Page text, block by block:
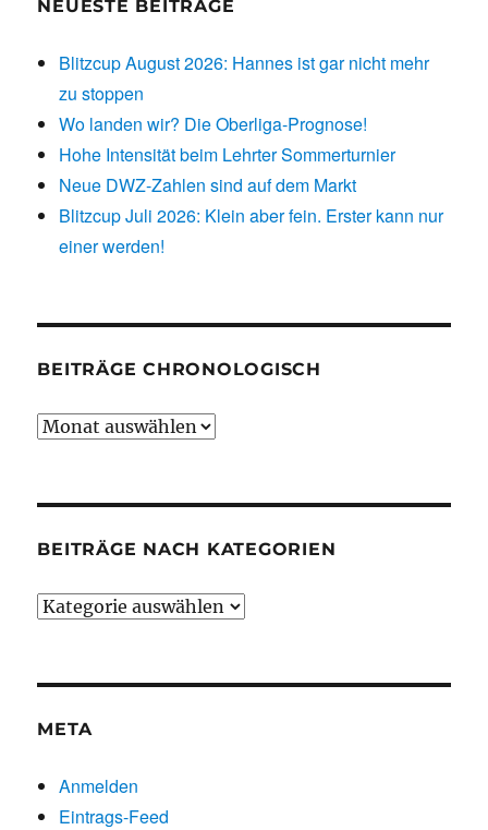
NEUESTE BEITRÄGE
Blitzcup August 2026: Hannes ist gar nicht mehr
zu stoppen
Wo landen wir? Die Oberliga-Prognose!
Hohe Intensität beim Lehrter Sommerturnier
Neue DWZ-Zahlen sind auf dem Markt
Blitzcup Juli 2026: Klein aber fein. Erster kann nur
einer werden!
BEITRÄGE CHRONOLOGISCH
Beiträge
BEITRÄGE NACH KATEGORIEN
Beiträge
META
Anmelden
Eintrags-Feed